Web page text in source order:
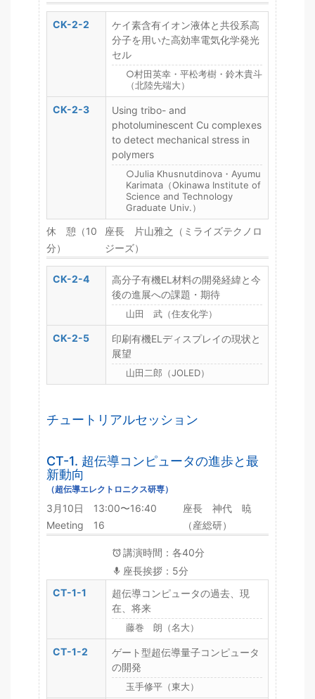
CK-2-2
ケイ素含有イオン液体と共役系高
分子を用いた高効率電気化学発光
セル
○村田英幸・平松考樹・鈴木貴斗
（北陸先端大）
CK-2-3
Using tribo- and
photoluminescent Cu complexes
to detect mechanical stress in
polymers
○Julia Khusnutdinova・Ayumu
Karimata（Okinawa Institute of
Science and Technology
Graduate Univ.）
休 憩（10
分）
座長 片山雅之（ミライズテクノロ
ジーズ）
CK-2-4
高分子有機EL材料の開発経緯と今
後の進展への課題・期待
山田 武（住友化学）
CK-2-5
印刷有機ELディスプレイの現状と
展望
山田二郎（JOLED）
チュートリアルセッション
CT-1. 超伝導コンピュータの進歩と最
新動向
（超伝導エレクトロニクス研専）
3月10日 13:00〜16:40
Meeting 16
座長 神代 暁
（産総研）
講演時間：各40分
座長挨拶：5分
CT-1-1
超伝導コンピュータの過去、現
在、将来
藤巻 朗（名大）
CT-1-2
ゲート型超伝導量子コンピュータ
の開発
玉手修平（東大）